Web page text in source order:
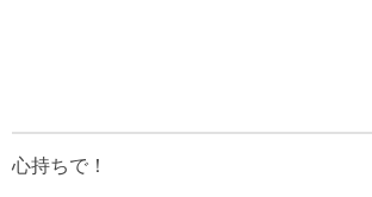
心持ちで！